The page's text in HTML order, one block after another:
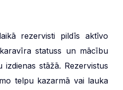
rezervisti pildīs aktīvo
statuss un mācību
izdienas stāžā. Rezervistus
telpu kazarmā vai lauka